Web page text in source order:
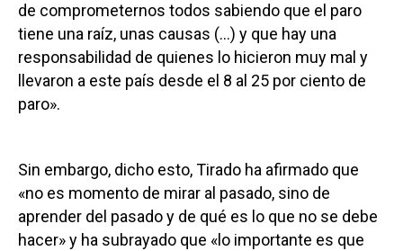
de comprometernos todos sabiendo que el paro
tiene una raíz, unas causas (…) y que hay una
responsabilidad de quienes lo hicieron muy mal y
llevaron a este país desde el 8 al 25 por ciento de
paro».
Sin embargo, dicho esto, Tirado ha afirmado que
«no es momento de mirar al pasado, sino de
aprender del pasado y de qué es lo que no se debe
hacer» y ha subrayado que «lo importante es que